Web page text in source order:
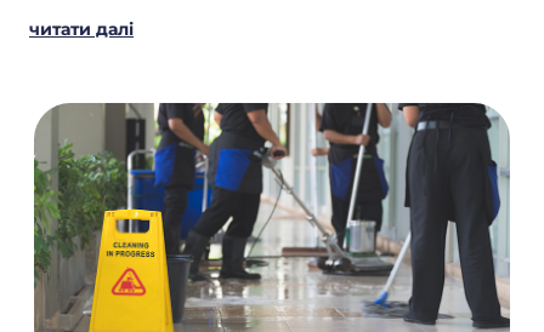
читати далі